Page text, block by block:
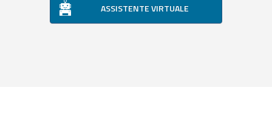
ASSISTENTE VIRTUALE